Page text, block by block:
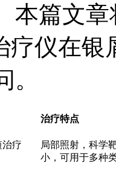
本篇文
疗仪在
治疗特点
疗
局部照射，科学
小，可用于多种